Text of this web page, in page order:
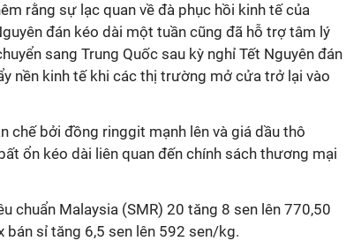
rằng sự lạc quan về đà phục hồi kinh tế của
đán kéo dài một tuần cũng đã hỗ trợ tâm lý
sang Trung Quốc sau kỳ nghỉ Tết Nguyên đán
nền kinh tế khi các thị trường mở cửa trở lại vào
chế bởi đồng ringgit mạnh lên và giá dầu thô
ổn kéo dài liên quan đến chính sách thương mại
chuẩn Malaysia (SMR) 20 tăng 8 sen lên 770,50
sỉ tăng 6,5 sen lên 592 sen/kg.